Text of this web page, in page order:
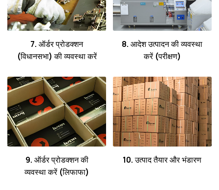
7. ऑर्डर प्रोडक्शन
(विधानसभा) की व्यवस्था करें
8. आदेश उत्पादन की व्यवस्था
करें (परीक्षण)
9. ऑर्डर प्रोडक्शन की
व्यवस्था करें (लिफाफा)
10. उत्पाद तैयार और भंडारण